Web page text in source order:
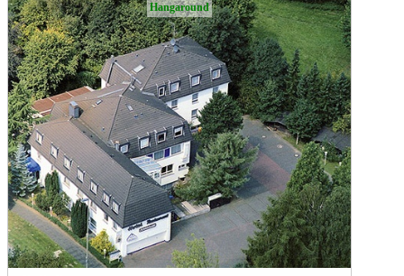
Hangaround